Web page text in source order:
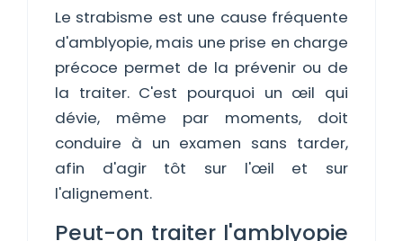
Le strabisme est une cause fréquente
d'amblyopie, mais une prise en charge
précoce permet de la prévenir ou de
la traiter. C'est pourquoi un œil qui
dévie, même par moments, doit
conduire à un examen sans tarder,
afin d'agir tôt sur l'œil et sur
l'alignement.
Peut-on traiter l'amblyopie